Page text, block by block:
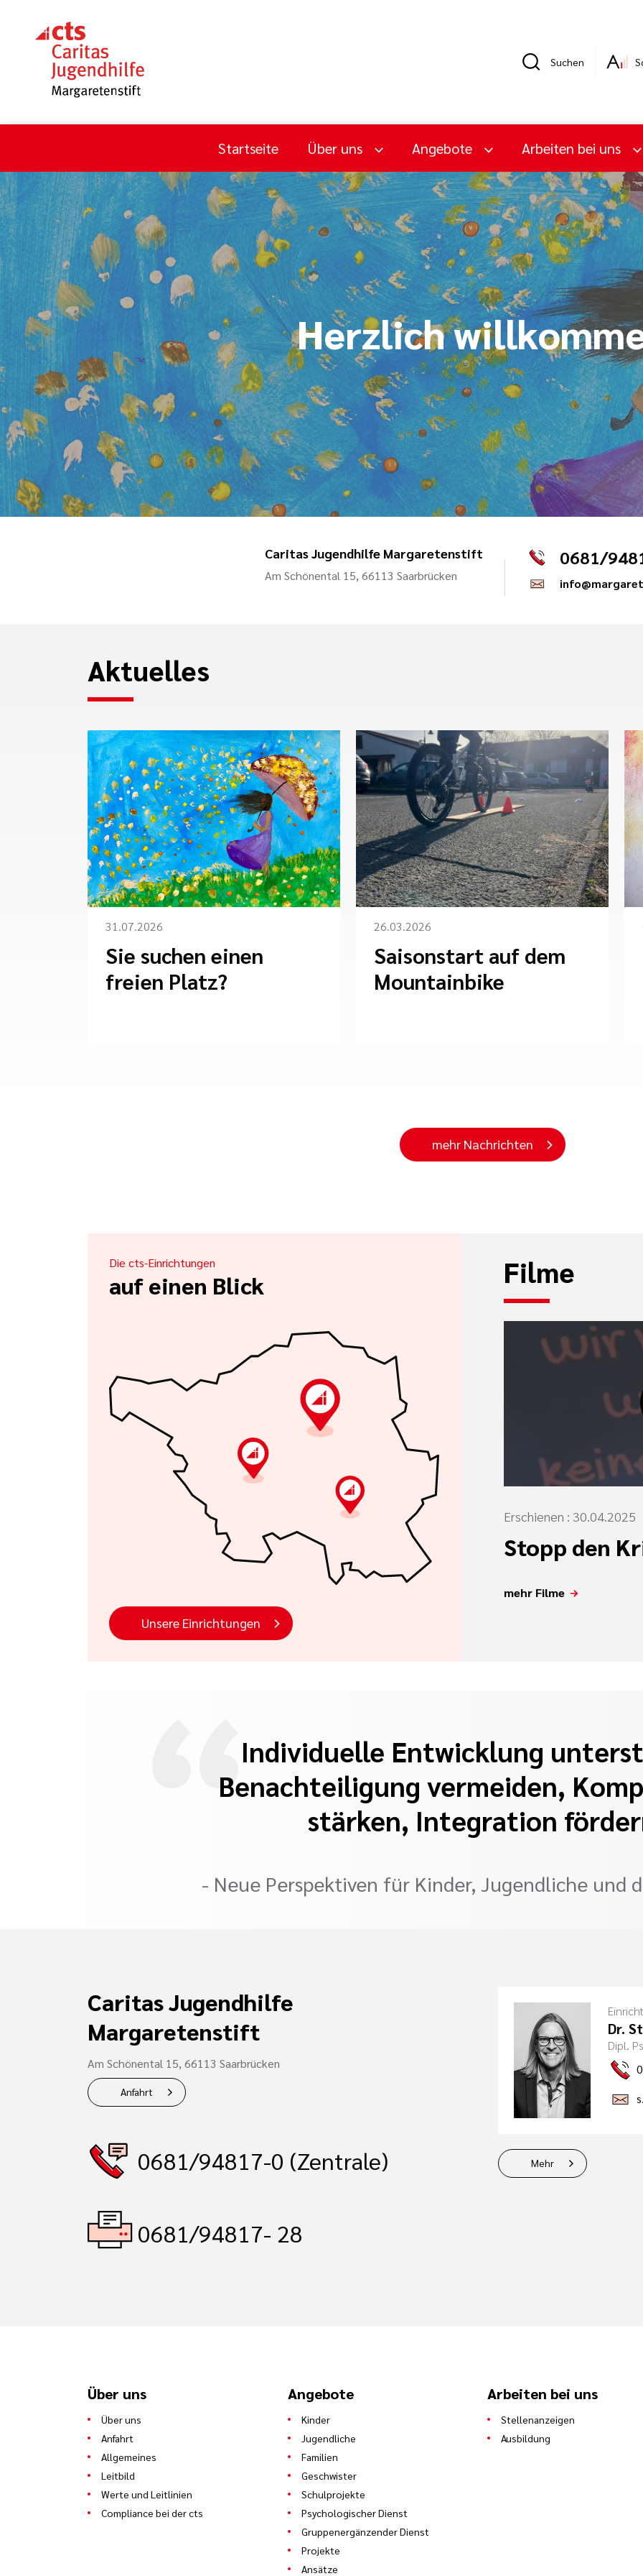
Suchen
Startseite Über uns Angebote Arbeiten bei uns
Herzlich
Caritas Jugendhilfe Margaretenstift
Am Schönental 15, 66113 Saarbrücken
0681/
Aktuelles
31.07.2026
Sie suchen einen
freien Platz?
26.03.2026
Saisonstart auf dem
Mountainbike
mehr Nachrichten
Die cts-Einrichtungen
auf einen Blick
Unsere Einrichtungen
Filme
Erschienen : 30.04.2025
Stopp den
mehr Filme
Individuelle Entwicklung
Benachteiligung vermeiden,
stärken, Integration
- Neue Perspektiven für Kinder, Jugendliche und
Caritas Jugendhilfe
Margaretenstift
Am Schönental 15, 66113 Saarbrücken
Anfahrt
0681/94817-0 (Zentrale)
0681/94817- 28
Dr.
Dipl.
Mehr
Über uns
Über uns
Anfahrt
Allgemeines
Leitbild
Werte und Leitlinien
Compliance bei der cts
Angebote
Kinder
Jugendliche
Familien
Geschwister
Schulprojekte
Psychologischer Dienst
Gruppenergänzender Dienst
Projekte
Ansätze
Arbeiten bei uns
Stellenanzeigen
Ausbildung